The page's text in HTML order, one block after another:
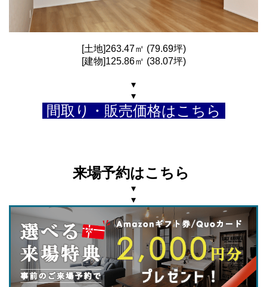
[土地]263.47㎡ (79.69坪)
[建物]125.86㎡ (38.07坪)
▾
▾
間取り・販売価格はこちら
来場予約はこちら
▾
▾